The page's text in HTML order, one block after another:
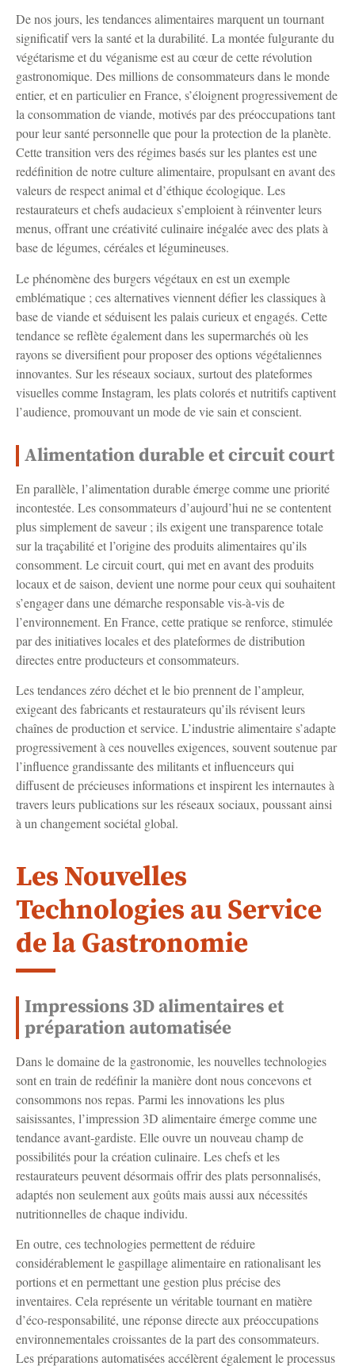
De nos jours, les tendances alimentaires marquent un tournant
significatif vers la santé et la durabilité. La montée fulgurante du
végétarisme et du véganisme est au cœur de cette révolution
gastronomique. Des millions de consommateurs dans le monde
entier, et en particulier en France, s’éloignent progressivement de
la consommation de viande, motivés par des préoccupations tant
pour leur santé personnelle que pour la protection de la planète.
Cette transition vers des régimes basés sur les plantes est une
redéfinition de notre culture alimentaire, propulsant en avant des
valeurs de respect animal et d’éthique écologique. Les
restaurateurs et chefs audacieux s’emploient à réinventer leurs
menus, offrant une créativité culinaire inégalée avec des plats à
base de légumes, céréales et légumineuses.
Le phénomène des burgers végétaux en est un exemple
emblématique ; ces alternatives viennent défier les classiques à
base de viande et séduisent les palais curieux et engagés. Cette
tendance se reflète également dans les supermarchés où les
rayons se diversifient pour proposer des options végétaliennes
innovantes. Sur les réseaux sociaux, surtout des plateformes
visuelles comme Instagram, les plats colorés et nutritifs captivent
l’audience, promouvant un mode de vie sain et conscient.
Alimentation durable et circuit court
En parallèle, l’alimentation durable émerge comme une priorité
incontestée. Les consommateurs d’aujourd’hui ne se contentent
plus simplement de saveur ; ils exigent une transparence totale
sur la traçabilité et l’origine des produits alimentaires qu’ils
consomment. Le circuit court, qui met en avant des produits
locaux et de saison, devient une norme pour ceux qui souhaitent
s’engager dans une démarche responsable vis-à-vis de
l’environnement. En France, cette pratique se renforce, stimulée
par des initiatives locales et des plateformes de distribution
directes entre producteurs et consommateurs.
Les tendances zéro déchet et le bio prennent de l’ampleur,
exigeant des fabricants et restaurateurs qu’ils révisent leurs
chaînes de production et service. L’industrie alimentaire s’adapte
progressivement à ces nouvelles exigences, souvent soutenue par
l’influence grandissante des militants et influenceurs qui
diffusent de précieuses informations et inspirent les internautes à
travers leurs publications sur les réseaux sociaux, poussant ainsi
à un changement sociétal global.
Les Nouvelles
Technologies au Service
de la Gastronomie
Impressions 3D alimentaires et
préparation automatisée
Dans le domaine de la gastronomie, les nouvelles technologies
sont en train de redéfinir la manière dont nous concevons et
consommons nos repas. Parmi les innovations les plus
saisissantes, l’impression 3D alimentaire émerge comme une
tendance avant-gardiste. Elle ouvre un nouveau champ de
possibilités pour la création culinaire. Les chefs et les
restaurateurs peuvent désormais offrir des plats personnalisés,
adaptés non seulement aux goûts mais aussi aux nécessités
nutritionnelles de chaque individu.
En outre, ces technologies permettent de réduire
considérablement le gaspillage alimentaire en rationalisant les
portions et en permettant une gestion plus précise des
inventaires. Cela représente un véritable tournant en matière
d’éco-responsabilité, une réponse directe aux préoccupations
environnementales croissantes de la part des consommateurs.
Les préparations automatisées accélèrent également le processus